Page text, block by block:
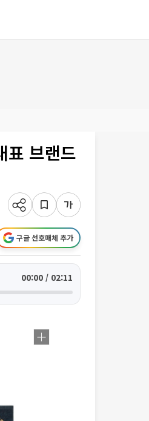
표 브랜드
구글 선호매체 추가
00:00 / 02:11